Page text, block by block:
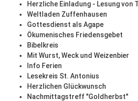
Herzliche Einladung - Lesung von
Weltladen Zuffenhausen
Gottesdienst als Agape
Ökumenisches Friedensgebet
Bibelkreis
Mit Wurst, Weck und Weizenbier
Info Ferien
Lesekreis St. Antonius
Herzlichen Glückwunsch
Nachmittagstreff "Goldherbst"